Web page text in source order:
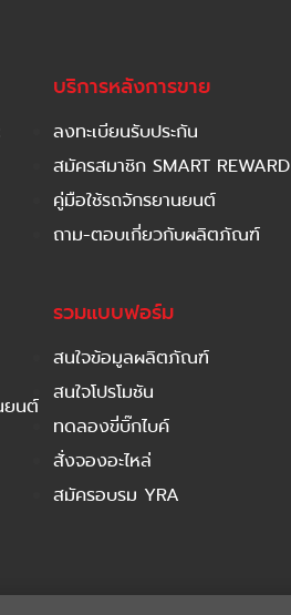
ยนต์
บริการหลังการขาย
ลงทะเบียนรับประกัน
สมัครสมาชิก SMART REWARD
คู่มือใช้รถจักรยานยนต์
ถาม-ตอบเกี่ยวกับผลิตภัณฑ์
รวมแบบฟอร์ม
สนใจข้อมูลผลิตภัณฑ์
สนใจโปรโมชัน
ทดลองขี่บิ๊กไบค์
สั่งจองอะไหล่
สมัครอบรม YRA